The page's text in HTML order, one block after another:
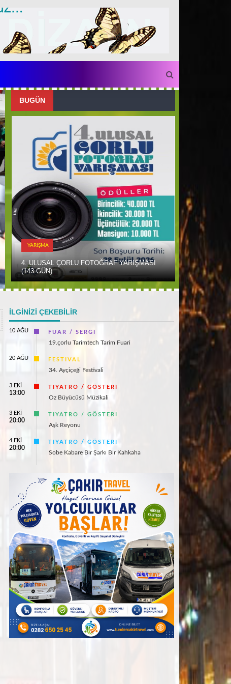
BUGÜN
YARIŞMA
4. ULUSAL ÇORLU FOTOĞRAF YARIŞMASI
(143.GÜN)
İLGİNİZİ ÇEKEBİLİR
10 AĞU FUAR / SERGI
19.çorlu Tarimtech Tarim Fuari
20 AĞU FESTIVAL
34. Ayçiçeği Festivali
3 EKİ
13:00
TIYATRO / GÖSTERI
Oz Büyücüsü Müzikali
3 EKİ
20:00
TIYATRO / GÖSTERI
Aşk Reyonu
4 EKİ
20:00
TIYATRO / GÖSTERI
Sobe Kabare Bir Şarkı Bir Kahkaha